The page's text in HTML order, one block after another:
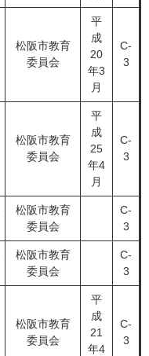
松阪市教育
委員会
平
成
20
年3
月
C-
3
松阪市教育
委員会
平
成
25
年4
月
C-
3
松阪市教育
委員会
C-
3
松阪市教育
委員会
C-
3
松阪市教育
委員会
平
成
21
年4
C-
3